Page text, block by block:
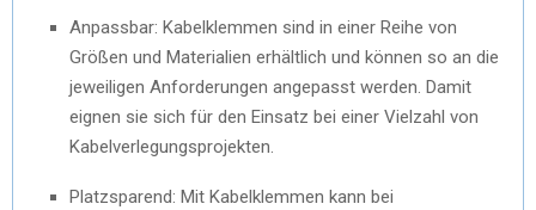
Anpassbar: Kabelklemmen sind in einer Reihe von
Größen und Materialien erhältlich und können so an die
jeweiligen Anforderungen angepasst werden. Damit
eignen sie sich für den Einsatz bei einer Vielzahl von
Kabelverlegungsprojekten.
Platzsparend: Mit Kabelklemmen kann bei